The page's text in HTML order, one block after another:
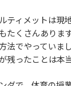
ティメットは現
たくさんありま
法でやっていま
残ったことは本